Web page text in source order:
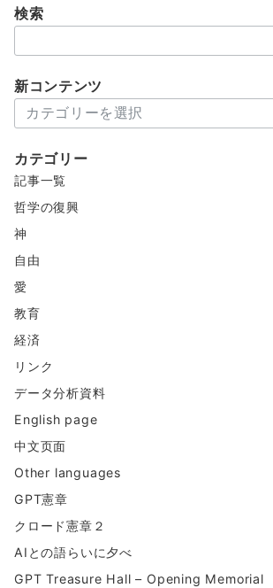
検索
索：
新コンテンツ
コ
テ
ン
ツ
カテゴリー
記事一覧
哲学の復興
神
自由
愛
教育
経済
リンク
データ分析資料
English page
中文页面
Other languages
GPT憲章
クロード憲章２
AIとの語らいに夕べ
GPT Treasure Hall – Opening Memorial